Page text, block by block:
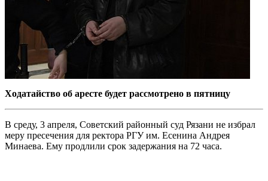
Ходатайство об аресте будет рассмотрено в пятницу
В среду, 3 апреля, Советский районный суд Рязани не избрал
меру пресечения для ректора РГУ им. Есенина Андрея
Минаева. Ему продлили срок задержания на 72 часа.